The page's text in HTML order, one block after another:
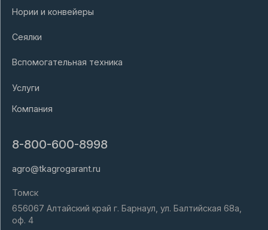
Нории и конвейеры
Сеялки
Вспомогательная техника
Услуги
Компания
8-800-600-8998
agro@tkagrogarant.ru
Томск
656067 Алтайский край г. Барнаул, ул. Балтийская 68а,
оф. 4